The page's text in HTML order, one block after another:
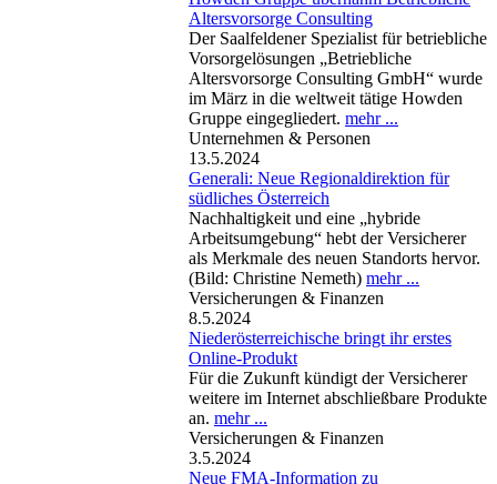
Altersvorsorge Consulting
Der Saalfeldener Spezialist für betriebliche
Vorsorgelösungen „Betriebliche
Altersvorsorge Consulting GmbH“ wurde
im März in die weltweit tätige Howden
Gruppe eingegliedert. mehr ...
Unternehmen & Personen
13.5.2024
Generali: Neue Regionaldirektion für
südliches Österreich
Nachhaltigkeit und eine „hybride
Arbeitsumgebung“ hebt der Versicherer
als Merkmale des neuen Standorts hervor.
(Bild: Christine Nemeth) mehr ...
Versicherungen & Finanzen
8.5.2024
Niederösterreichische bringt ihr erstes
Online-Produkt
Für die Zukunft kündigt der Versicherer
weitere im Internet abschließbare Produkte
an. mehr ...
Versicherungen & Finanzen
3.5.2024
Neue FMA-Information zu